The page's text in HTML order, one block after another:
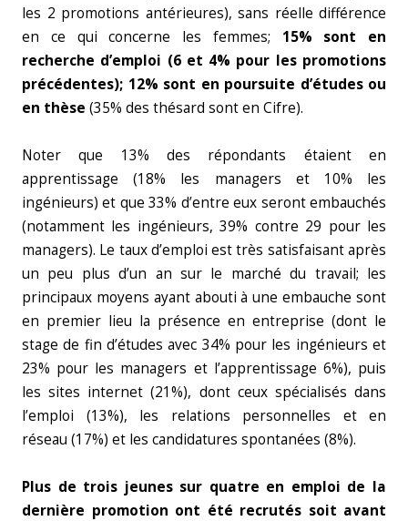
les 2 promotions antérieures), sans réelle différence
en ce qui concerne les femmes; 15% sont en
recherche d’emploi (6 et 4% pour les promotions
précédentes); 12% sont en poursuite d’études ou
en thèse (35% des thésard sont en Cifre).
Noter que 13% des répondants étaient en
apprentissage (18% les managers et 10% les
ingénieurs) et que 33% d’entre eux seront embauchés
(notamment les ingénieurs, 39% contre 29 pour les
managers). Le taux d’emploi est très satisfaisant après
un peu plus d’un an sur le marché du travail; les
principaux moyens ayant abouti à une embauche sont
en premier lieu la présence en entreprise (dont le
stage de fin d’études avec 34% pour les ingénieurs et
23% pour les managers et l’apprentissage 6%), puis
les sites internet (21%), dont ceux spécialisés dans
l’emploi (13%), les relations personnelles et en
réseau (17%) et les candidatures spontanées (8%).
Plus de trois jeunes sur quatre en emploi de la
dernière promotion ont été recrutés soit avant